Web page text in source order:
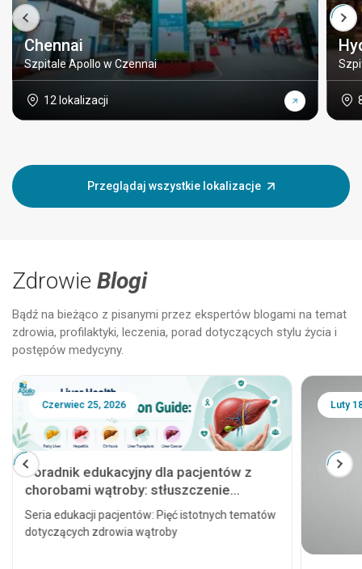
Chennai
Szpitale Apollo w Czennai
12 lokalizacji
Przeglądaj wszystkie lokalizacje
Zdrowie Blogi
Bądź na bieżąco z pisanymi przez ekspertów blogami na temat
zdrowia, profilaktyki, leczenia, porad dotyczących stylu życia i
postępów medycyny.
Czerwiec 25, 2026
Poradnik edukacyjny dla pacjentów z
chorobami wątroby: stłuszczenie
wątroby, zapalenie wątroby, marskość
wątroby, przeszczep wątroby i rak
wątroby
Seria edukacji pacjentów: Pięć istotnych tematów
dotyczących zdrowia wątroby
Luty